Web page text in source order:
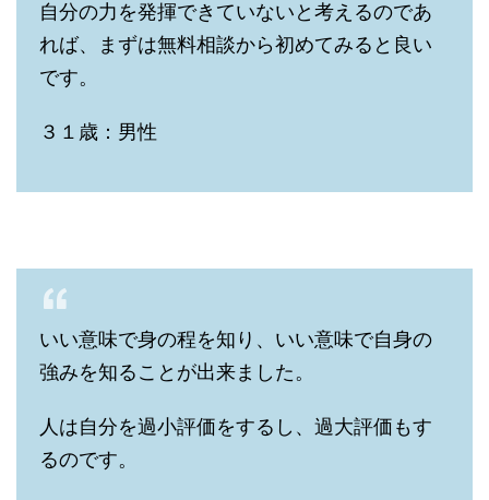
自分の力を発揮できていないと考えるのであ
れば、まずは無料相談から初めてみると良い
です。
３１歳：男性
いい意味で身の程を知り、いい意味で自身の
強みを知ることが出来ました。
人は自分を過小評価をするし、過大評価もす
るのです。